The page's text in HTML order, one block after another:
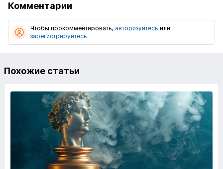
Комментарии
Чтобы прокомментировать, авторизуйтесь или
зарегистрируйтесь
Похожие статьи